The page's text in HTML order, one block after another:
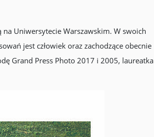
na Uniwersytecie Warszawskim. W swoich
jest człowiek oraz zachodzące obecnie
Grand Press Photo 2017 i 2005, laureatka